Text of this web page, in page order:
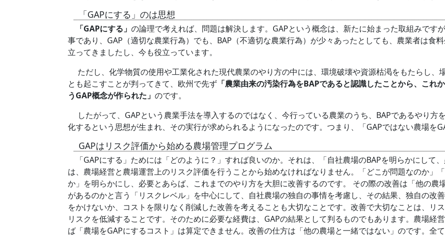
「GAPにする」のは思想
「GAPにする」 の論理で考えれば、問題は解決します。GAPという概念は、新たに始まった取組みです
事であり、GAP（適切な農業行為）でも、BAP（不適切な農業行為）が少々あったとしても、農業者は食
立ってきましたし、今も役立っています。
ただし、化学物質の使用や工業化された現代農業のやり方の中には、環境破壊や資源枯渇をもたらし、
とも起こすことが判ってきて、欧州で先ず 「農業由来の汚染行為をBAPであると認識したことから、これ
うGAP概念が作られた」 のです。
したがって、GAPという農業手法を導入するのではなく、今行っている農業のうち、BAPであるやり方
化するという思想が生まれ、その実行が求められるようになったのです。つまり、「GAPではない農場を
GAPはリスク評価から始める農場管理プログラム
「GAPにする」ためには「どのように？」すれば良いのか。それは、「自社農場のBAPを明らかにして
は、農場経営と農場運営上のリスク評価を行うことから始めなければなりません。「どこが問題なのか」
か」を明らかにし、必要とあらば、これまでのやり方を大胆に改善するのです。 その際の改善は「他の農
があるのかと言う「リスクレベル」を中心にして、自社農場の独自の事情を考慮し、その結果、独自の改
をかけないか、コストを限りなく削減した改善を考えることも大切なことです。改善で大切なことは、リ
リスクを低減することです。そのために必要な経費は、GAPの結果として判るものでもあります。農場経
ば「農場をGAPにするコスト」は算定できません。改善の仕方は「他の農場と一緒ではない」のです。全